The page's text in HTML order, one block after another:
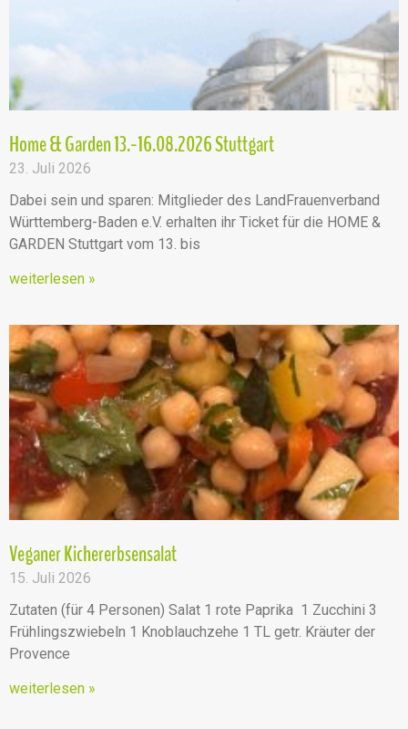
Home & Garden 13.-16.08.2026 Stuttgart
23. Juli 2026
Dabei sein und sparen: Mitglieder des LandFrauenverband
Württemberg-Baden e.V. erhalten ihr Ticket für die HOME &
GARDEN Stuttgart vom 13. bis
weiterlesen »
Veganer Kichererbsensalat
15. Juli 2026
Zutaten (für 4 Personen) Salat 1 rote Paprika 1 Zucchini 3
Frühlingszwiebeln 1 Knoblauchzehe 1 TL getr. Kräuter der
Provence
weiterlesen »